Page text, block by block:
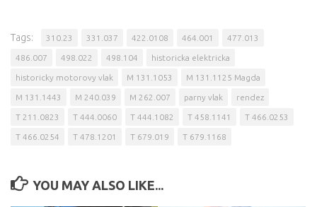
Tags: 310.23 331.037 422.0108 464.001 477.013
486.007 498.022 498.104 historicka elektricka
historicky motorovy vlak M 131.1053 M 131.1125 Magda
M 131.1443 M 240.039 M 262.007 parny vlak rendez
T 211.0823 T 444.0060 T 444.1082 T 458.1141 T 466.0253
T 466.0254 T 478.1201 T 679.019 T 679.1168
YOU MAY ALSO LIKE...